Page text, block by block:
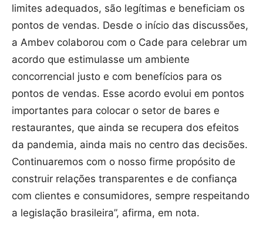
limites adequados, são legítimas e beneficiam os
pontos de vendas. Desde o início das discussões,
a Ambev colaborou com o Cade para celebrar um
acordo que estimulasse um ambiente
concorrencial justo e com benefícios para os
pontos de vendas. Esse acordo evolui em pontos
importantes para colocar o setor de bares e
restaurantes, que ainda se recupera dos efeitos
da pandemia, ainda mais no centro das decisões.
Continuaremos com o nosso firme propósito de
construir relações transparentes e de confiança
com clientes e consumidores, sempre respeitando
a legislação brasileira”, afirma, em nota.